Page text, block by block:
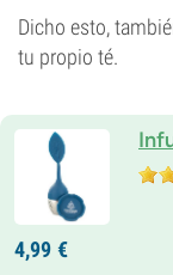
Dicho esto,
tu propio té.
4,99 €